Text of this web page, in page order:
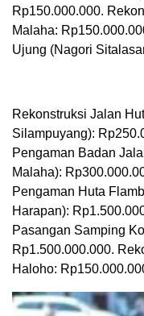
Rp150.000.000.
Malaha:
Ujung (Nagori
Rekonstruksi Jalan
Silampuyang):
Pengaman Badan
Malaha):
Pengaman Huta
Harapan):
Pasangan Samping
Rp1.500.000.000.
Haloho: